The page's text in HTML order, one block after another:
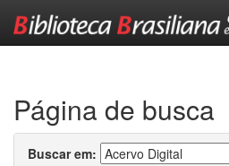
Página de busca
Buscar em: